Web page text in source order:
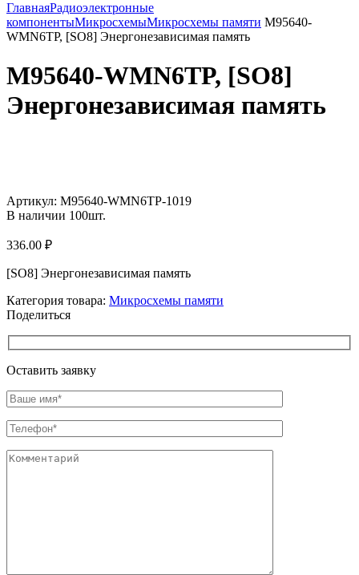
ГлавнаяРадиоэлектронные
компонентыМикросхемыМикросхемы памяти M95640-
WMN6TP, [SO8] Энергонезависимая память
M95640-WMN6TP, [SO8]
Энергонезависимая память
Артикул: M95640-WMN6TP-1019
В наличии 100шт.
336.00 ₽
[SO8] Энергонезависимая память
Категория товара: Микросхемы памяти
Поделиться
Оставить заявку